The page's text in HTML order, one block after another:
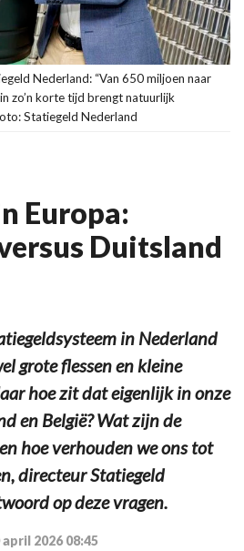
Nederland: “Van 650 miljoen naar
zo’n korte tijd brengt natuurlijk
Statiegeld Nederland
Europa:
Duitsland
in Nederland
grote flessen en kleine
hoe zit dat eigenlijk in onze
en België? Wat zijn de
hoe verhouden we ons tot
directeur Statiegeld
op deze vragen.
april 2026 08:45